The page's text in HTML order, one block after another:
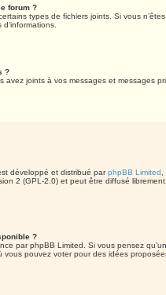
forum ?
types de fichiers joints. Si vous
?
avez joints à vos messages et messages
développé et distribué parphpBB Limited
2 (GPL-2.0) et peut être diffusé
?
par phpBB Limited. Si vous pensez
vous pouvez voter pour des idées